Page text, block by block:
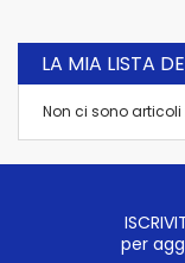
LA MIA LISTA
Non ci sono
per